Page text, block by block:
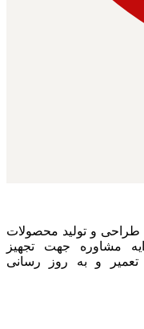
و تولید محصولات
مشاوره جهت تجهیز
تعمیر و به روز رسانی